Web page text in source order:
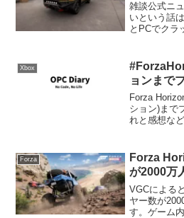
雑談公式ニ
いという話
とPCでクラ
してみまし
レイし...
Xbox
ョンまで
Forza
ション)まで
れと感想な
リート1レー
Forza
Forza
が2000万
VGCによる
ヤー数が
す。ゲーム